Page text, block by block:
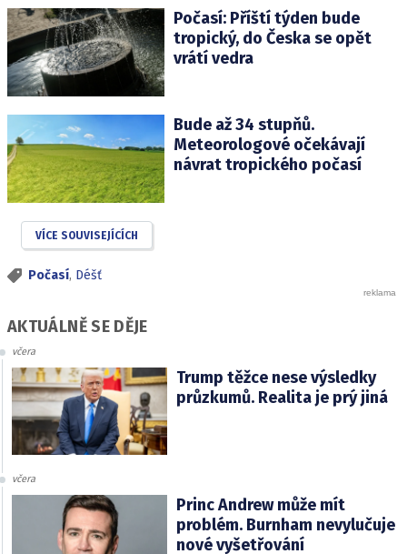
Počasí: Příští týden bude
tropický, do Česka se opět
vrátí vedra
Bude až 34 stupňů.
Meteorologové očekávají
návrat tropického počasí
VÍCE SOUVISEJÍCÍCH
Počasí, Déšť
AKTUÁLNĚ SE DĚJE
včera
Trump těžce nese výsledky
průzkumů. Realita je prý jiná
včera
Princ Andrew může mít
problém. Burnham nevylučuje
nové vyšetřování